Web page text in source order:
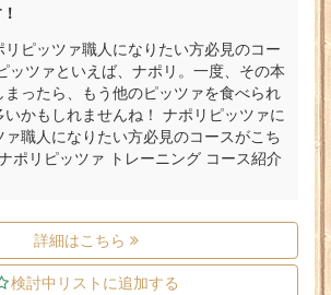
ピッツァ職人になりたい方必見のコー
ッツァといえば、ナポリ。一度、その本
ったら、もう他のピッツァを食べられ
かもしれませんね！ ナポリピッツァに
職人になりたい方必見のコースがこち
ポリピッツァ トレーニング コース紹介
詳細はこちら
検討中リストに追加する